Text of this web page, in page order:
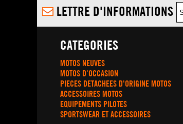
LETTRE D'INFORMATIONS
CATEGORIES
MOTOS NEUVES
MOTOS D'OCCASION
PIECES DETACHEES D'ORIGINE MOTOS
ACCESSOIRES MOTOS
EQUIPEMENTS PILOTES
SPORTSWEAR ET ACCESSOIRES